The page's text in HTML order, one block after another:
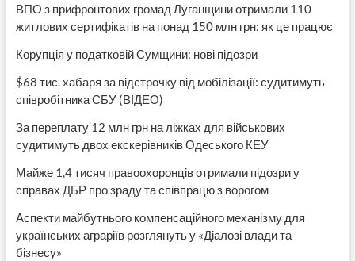
ВПО з прифронтових громад Луганщини отримали 110
житлових сертифікатів на понад 150 млн грн: як це працює
Корупція у податковій Сумщини: нові підозри
$68 тис. хабаря за відстрочку від мобілізації: судитимуть
співробітника СБУ (ВІДЕО)
За переплату 12 млн грн на ліжках для військових
судитимуть двох екскерівників Одеського КЕУ
Майже 1,4 тисяч правоохоронців отримали підозри у
справах ДБР про зраду та співпрацю з ворогом
Аспекти майбутнього компенсаційного механізму для
українських аграріїв розглянуть у «Діалозі влади та
бізнесу»